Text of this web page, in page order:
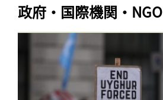
政府・国際機関・NGO